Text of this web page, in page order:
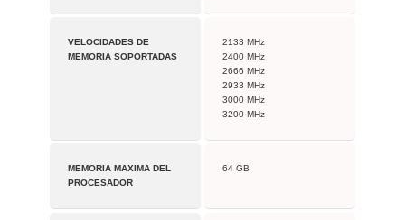
VELOCIDADES DE
MEMORIA SOPORTADAS
2133 MHz
2400 MHz
2666 MHz
2933 MHz
3000 MHz
3200 MHz
MEMORIA MAXIMA DEL
PROCESADOR
64 GB